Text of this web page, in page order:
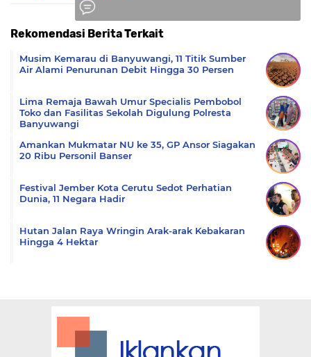
Rekomendasi Berita Terkait
Musim Kemarau di Banyuwangi, 11 Titik Sumber
Air Alami Penurunan Debit Hingga 30 Persen
Lima Remaja Bawah Umur Specialis Pembobol
Toko dan Fasilitas Sekolah Digulung Polresta
Banyuwangi
Amankan Mukmatar NU ke 35, GP Ansor Siagakan
20 Ribu Personil Banser
Festival Jember Kota Cerutu Sedot Perhatian
Dunia, 11 Negara Hadir
Hutan Jalan Raya Wringin Arak-arak Kebakaran
Hingga 4 Hektar